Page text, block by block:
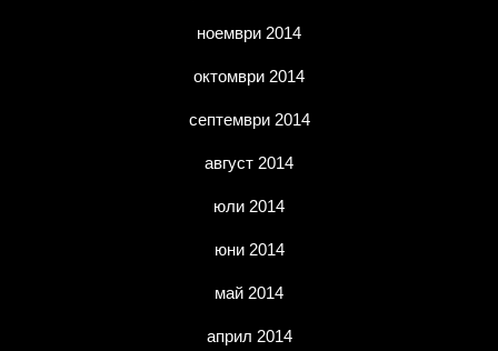
ноември 2014
октомври 2014
септември 2014
август 2014
юли 2014
юни 2014
май 2014
април 2014